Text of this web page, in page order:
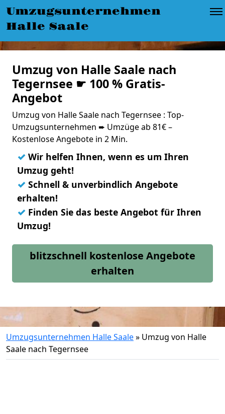
Umzugsunternehmen
Halle Saale
Umzug von Halle Saale nach
Tegernsee ☛ 100 % Gratis-
Angebot
Umzug von Halle Saale nach Tegernsee : Top-
Umzugsunternehmen ➨ Umzüge ab 81€ –
Kostenlose Angebote in 2 Min.
✓ Wir helfen Ihnen, wenn es um Ihren
Umzug geht!
✓ Schnell & unverbindlich Angebote
erhalten!
✓ Finden Sie das beste Angebot für Ihren
Umzug!
blitzschnell kostenlose Angebote
erhalten
Umzugsunternehmen Halle Saale» Umzug von Halle
Saale nach Tegernsee